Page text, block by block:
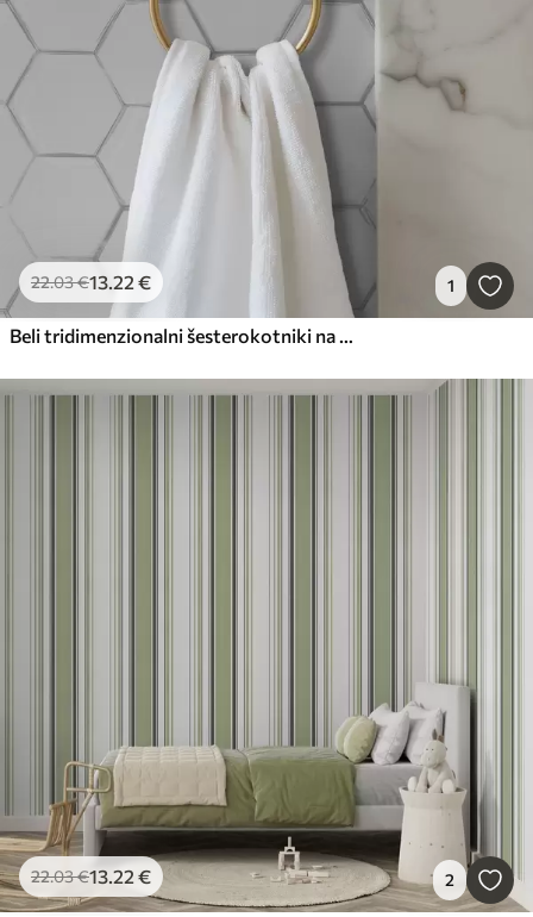
22.03€13.22 € 1
Beli tridimenzionalni šesterokotniki na gladkem ozadju
22.03€13.22 € 2